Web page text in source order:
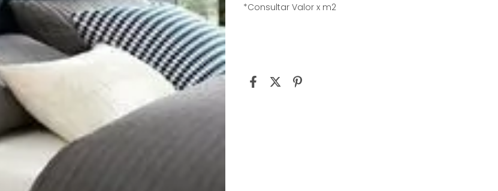
*Consultar Valor x m2